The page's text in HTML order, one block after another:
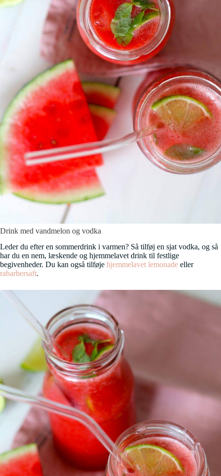
Drink med vandmelon og vodka
Leder du efter en sommerdrink i varmen? Så tilføj en sjat vodka, og så
har du en nem, læskende og hjemmelavet drink til festlige
begivenheder. Du kan også tilføje hjemmelavet lemonade eller
rabarbersaft.